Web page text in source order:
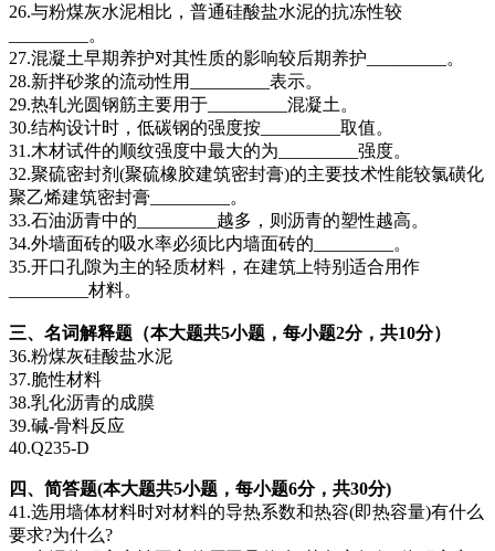
26.与粉煤灰水泥相比，普通硅酸盐水泥的抗冻性较
_________。
27.混凝土早期养护对其性质的影响较后期养护_________。
28.新拌砂浆的流动性用_________表示。
29.热轧光圆钢筋主要用于_________混凝土。
30.结构设计时，低碳钢的强度按_________取值。
31.木材试件的顺纹强度中最大的为_________强度。
32.聚硫密封剂(聚硫橡胶建筑密封膏)的主要技术性能较氯磺化
聚乙烯建筑密封膏_________。
33.石油沥青中的_________越多，则沥青的塑性越高。
34.外墙面砖的吸水率必须比内墙面砖的_________。
35.开口孔隙为主的轻质材料，在建筑上特别适合用作
_________材料。
三、名词解释题（本大题共5小题，每小题2分，共10分）
36.粉煤灰硅酸盐水泥
37.脆性材料
38.乳化沥青的成膜
39.碱-骨料反应
40.Q235-D
四、简答题(本大题共5小题，每小题6分，共30分)
41.选用墙体材料时对材料的导热系数和热容(即热容量)有什么
要求?为什么?